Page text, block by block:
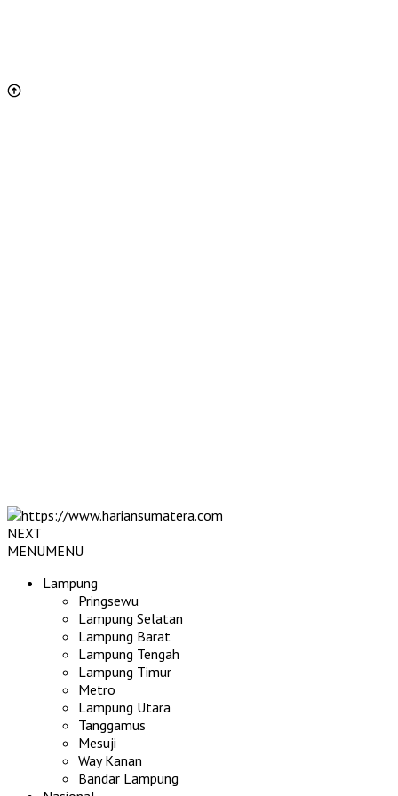
NEXT
MENUMENU
Lampung
Pringsewu
Lampung Selatan
Lampung Barat
Lampung Tengah
Lampung Timur
Metro
Lampung Utara
Tanggamus
Mesuji
Way Kanan
Bandar Lampung